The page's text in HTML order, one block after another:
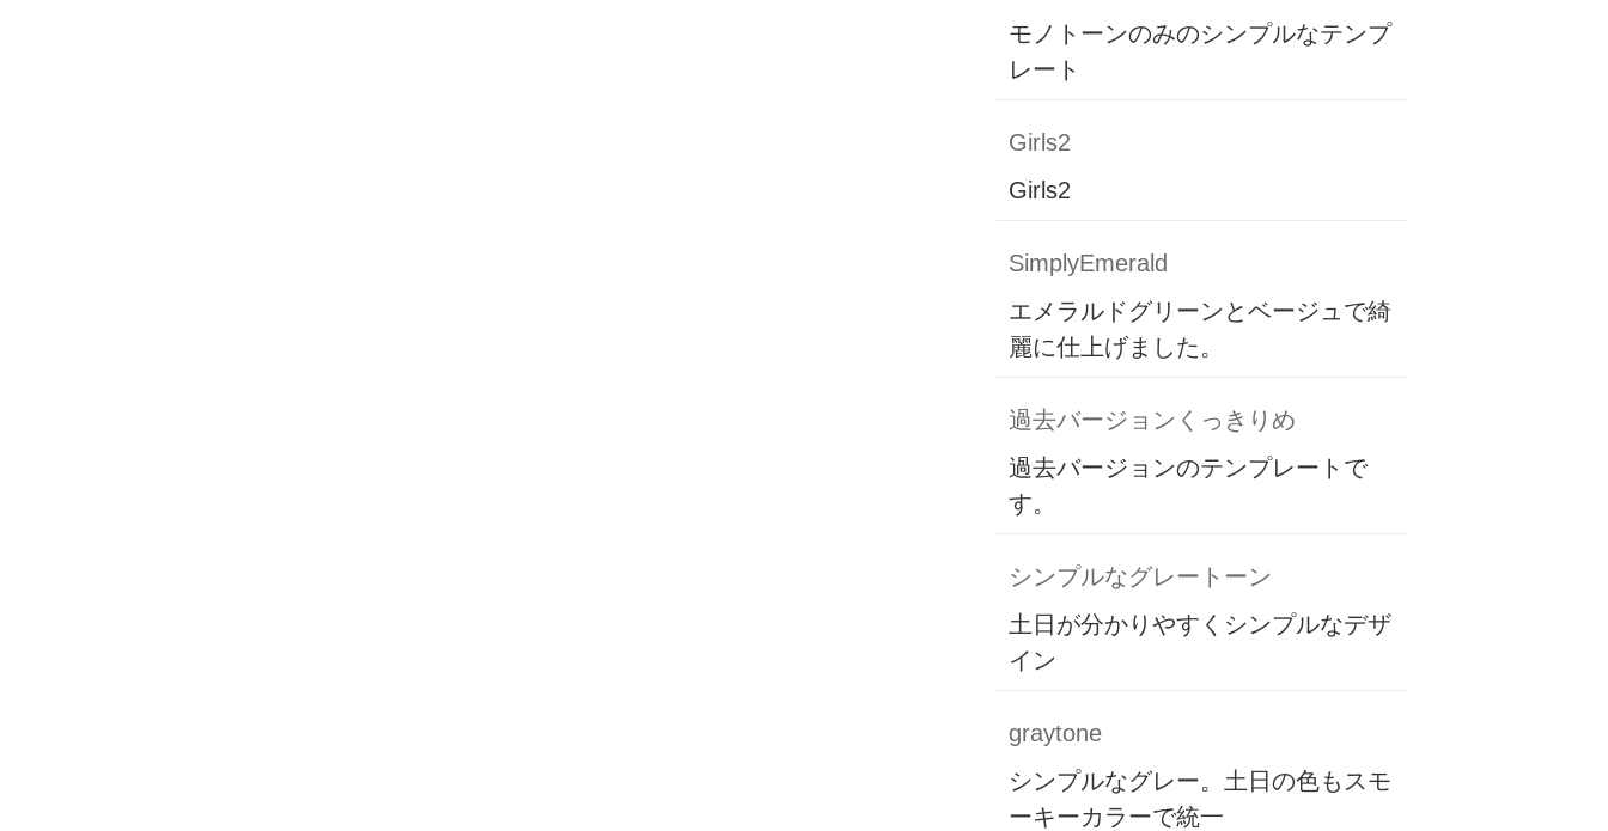
モノトーンのみのシンプルなテンプ
レート
Girls2
Girls2
SimplyEmerald
エメラルドグリーンとベージュで綺
麗に仕上げました。
過去バージョンくっきりめ
過去バージョンのテンプレートで
す。
シンプルなグレートーン
土日が分かりやすくシンプルなデザ
イン
graytone
シンプルなグレー。土日の色もスモ
ーキーカラーで統一